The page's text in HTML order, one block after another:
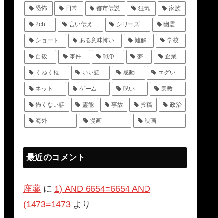
恐怖 日常 都市伝説 狂気 家族
2ch 言い伝え シリーズ 幽霊
ショート ある意味怖い 難解 学校
自殺 事件 戦争 夢 企業
くねくね いい話 感動 エグい
ネット ゲーム 呪い 宗教
怖くない話 霊能 事故 投稿 政治
海外 漫画 映画
最近のコメント
座薬 に 1) AND 6654=6654 AND
(1473=1473 より